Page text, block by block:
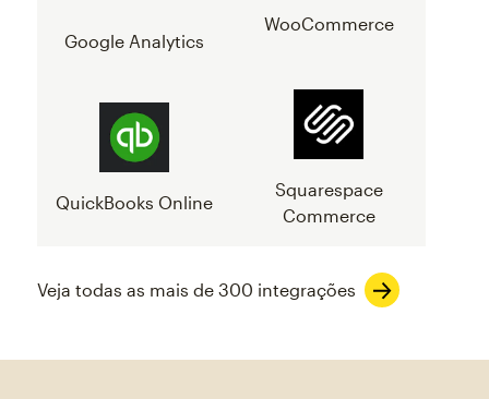
Google Analytics
WooCommerce
QuickBooks Online
Squarespace
Commerce
Veja todas as mais de 300 integrações